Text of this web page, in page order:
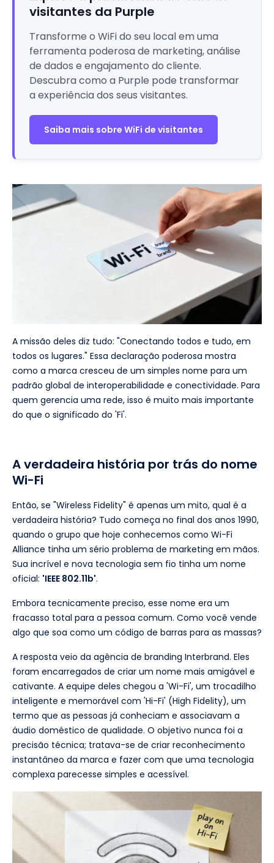
visitantes da Purple
Transforme o WiFi do seu local em uma
ferramenta poderosa de marketing, análise
de dados e engajamento do cliente.
Descubra como a Purple pode transformar
a experiência dos seus visitantes.
Saiba mais sobre WiFi de visitantes
A missão deles diz tudo: "Conectando todos e tudo, em
todos os lugares." Essa declaração poderosa mostra
como a marca cresceu de um simples nome para um
padrão global de interoperabilidade e conectividade. Para
quem gerencia uma rede, isso é muito mais importante
do que o significado do 'Fi'.
A verdadeira história por trás do nome
Wi-Fi
Então, se "Wireless Fidelity" é apenas um mito, qual é a
verdadeira história? Tudo começa no final dos anos 1990,
quando o grupo que hoje conhecemos como Wi-Fi
Alliance tinha um sério problema de marketing em mãos.
Sua incrível e nova tecnologia sem fio tinha um nome
oficial: 'IEEE 802.11b'.
Embora tecnicamente preciso, esse nome era um
fracasso total para a pessoa comum. Como você vende
algo que soa como um código de barras para as massas?
A resposta veio da agência de branding Interbrand. Eles
foram encarregados de criar um nome mais amigável e
cativante. A equipe deles chegou a 'Wi-Fi', um trocadilho
inteligente e memorável com 'Hi-Fi' (High Fidelity), um
termo que as pessoas já conheciam e associavam a
áudio doméstico de qualidade. O objetivo nunca foi a
precisão técnica; tratava-se de criar reconhecimento
instantâneo da marca e fazer com que uma tecnologia
complexa parecesse simples e acessível.